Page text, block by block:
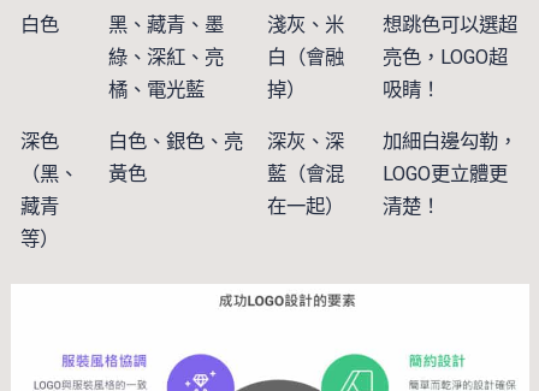
白色
黑、藏青、墨
綠、深紅、亮
橘、電光藍
淺灰、米
白（會融
掉）
想跳色可以選超
亮色，LOGO超
吸睛！
深色
（黑、
藏青
等）
白色、銀色、亮
黃色
深灰、深
藍（會混
在一起）
加細白邊勾勒，
LOGO更立體更
清楚！